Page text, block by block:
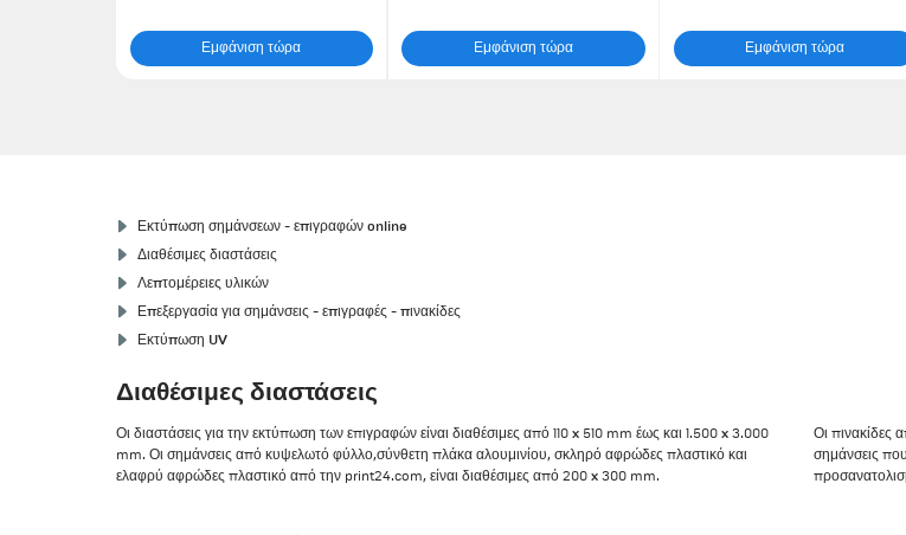
Εμφάνιση τώρα Εμφάνιση τώρα Εμφάνιση τώρα
Εκτύπωση σημάνσεων - επιγραφών online
Διαθέσιμες διαστάσεις
Λεπτομέρειες υλικών
Επεξεργασία για σημάνσεις - επιγραφές - πινακίδες
Εκτύπωση UV
Διαθέσιμες διαστάσεις
Οι διαστάσεις για την εκτύπωση των επιγραφών είναι διαθέσιμες από 110 x 510 mm έως και 1.500 x 3.000
mm. Οι σημάνσεις από κυψελωτό φύλλο,σύνθετη πλάκα αλουμινίου, σκληρό αφρώδες πλαστικό και
ελαφρύ αφρώδες πλαστικό από την print24.com, είναι διαθέσιμες από 200 x 300 mm.
Οι πινακίδες
σημάνσεις